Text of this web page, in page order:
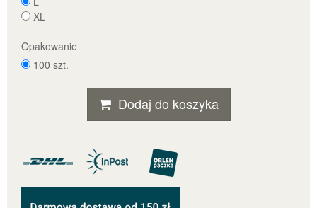
XL
Opakowanie
100 szt.
Dodaj do koszyka